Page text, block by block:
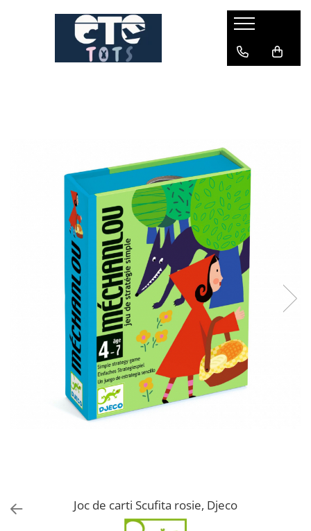
CĂRUCIOARE & SCAUNE AUTO
accesorii scaun auto
accesorii scaun avion
Joc de carti Scufita rosie, Djeco